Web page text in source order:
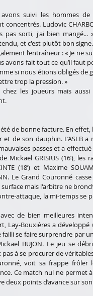
suivi les hommes de
concentrés. Ludovic
sorti, j'ai bien mangé...
et c'est plutôt bon
l’entraîneur : « Je ne
avons fait tout ce qu’il faut
si nous étions obligés de
trop la pression. »
les joueurs mais
de bonne facture. En
de son dauphin. L’ASLB
passes et a
Mickaël GRISIUS (16’),
(18’) et Maxime
Le Grand Couronné
mais l'arbitre ne
attaque, la mi-temps se
avec de bien meilleures
Lay-Bouxières a
failli se faire surprendre par
BUJON. Le jeu se
à se procurer de
voit sa frappe frôler
Ce match nul ne permet
deux points d’avance sur